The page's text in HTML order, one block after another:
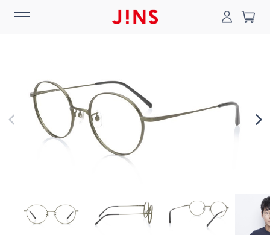
登入/註冊 門市一覽 我的最愛
最新消息
Collection
0